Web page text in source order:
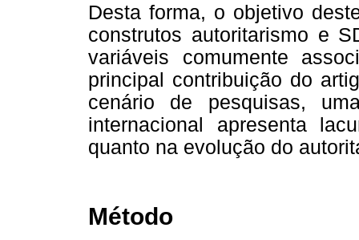
Desta forma, o objetivo
construtos autoritarismo e
variáveis comumente
principal contribuição do
cenário de pesquisas,
internacional apresenta
quanto na evolução do
Método